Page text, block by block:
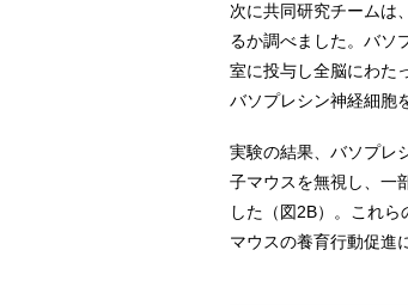
次に共同研究チームは
るか調べました。バソ
室に投与し全脳にわた
バソプレシン神経細胞
実験の結果、バソプレ
子マウスを無視し、一
した（図2B）。これ
マウスの養育行動促進